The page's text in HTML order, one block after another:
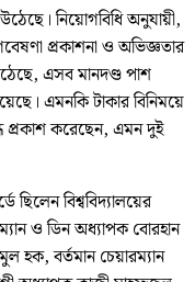
নিয়োগবিধি অনুযায়ী,
প্রকাশনা ও অভিজ্ঞতার
এসব মানদণ্ড পাশ
এমনকি টাকার বিনিময়ে
প্রকাশ করেছেন, এমন দুই
বিশ্ববিদ্যালয়ের
ও ডিন অধ্যাপক বোরহান
হক, বর্তমান চেয়ারম্যান